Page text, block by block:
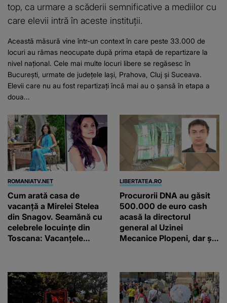
top, ca urmare a scăderii semnificative a mediilor cu
care elevii intră în aceste instituții.
Această măsură vine într-un context în care peste 33.000 de
locuri au rămas neocupate după prima etapă de repartizare la
nivel național. Cele mai multe locuri libere se regăsesc în
București, urmate de județele Iași, Prahova, Cluj și Suceava.
Elevii care nu au fost repartizați încă mai au o șansă în etapa a
doua...
ROMANIATV.NET
Cum arată casa de
vacanță a Mirelei Stelea
din Snagov. Seamănă cu
celebrele locuințe din
Toscana: Vacanţele
amprenta
LIBERTATEA.RO
Procurorii DNA au găsit
500.000 de euro cash
acasă la directorul
general al Uzinei
Mecanice Plopeni, dar și